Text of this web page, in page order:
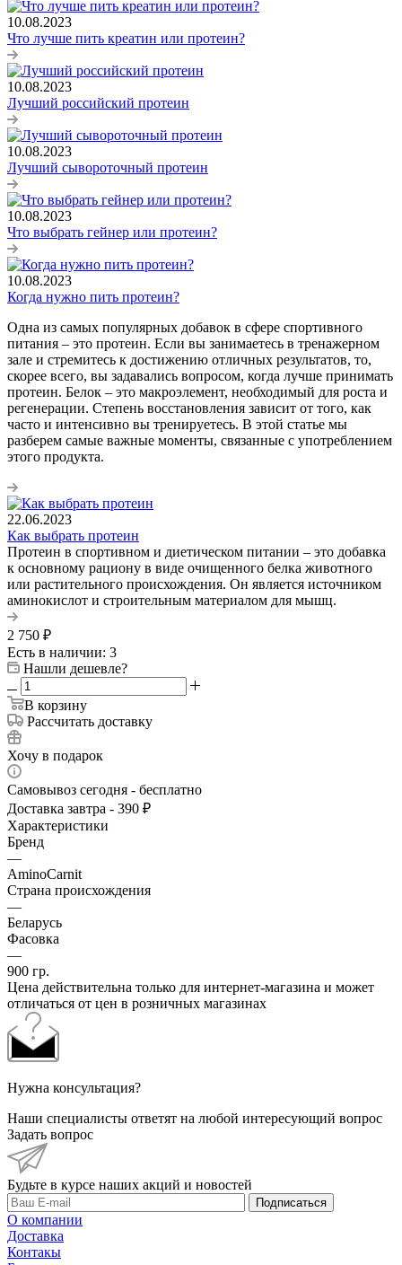
10.08.2023
Что лучше пить креатин или протеин?
10.08.2023
Лучший российский протеин
10.08.2023
Лучший сывороточный протеин
10.08.2023
Что выбрать гейнер или протеин?
10.08.2023
Когда нужно пить протеин?
Одна из самых популярных добавок в сфере спортивного
питания – это протеин. Если вы занимаетесь в тренажерном
зале и стремитесь к достижению отличных результатов, то,
скорее всего, вы задавались вопросом, когда лучше принимать
протеин. Белок – это макроэлемент, необходимый для роста и
регенерации. Степень восстановления зависит от того, как
часто и интенсивно вы тренируетесь. В этой статье мы
разберем самые важные моменты, связанные с употреблением
этого продукта.
22.06.2023
Как выбрать протеин
Протеин в спортивном и диетическом питании – это добавка
к основному рациону в виде очищенного белка животного
или растительного происхождения. Он является источником
аминокислот и строительным материалом для мышц.
2 750 ₽
Есть в наличии: 3
Нашли дешевле?
В корзину
Рассчитать доставку
Хочу в подарок
Самовывоз сегодня - бесплатно
Доставка завтра - 390 ₽
Характеристики
Бренд
—
AminoCarnit
Страна происхождения
—
Беларусь
Фасовка
—
900 гр.
Цена действительна только для интернет-магазина и может
отличаться от цен в розничных магазинах
Нужна консультация?
Наши специалисты ответят на любой интересующий вопрос
Задать вопрос
Будьте в курсе наших акций и новостей
Подписаться
О компании
Доставка
Контакы